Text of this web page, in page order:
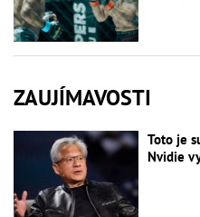
ZAUJÍMAVOSTI
Toto je
Nvidie